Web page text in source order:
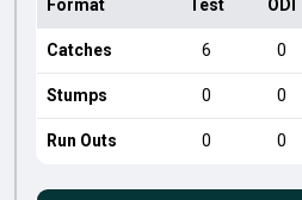
Format Test ODI
Catches 6 0
Stumps 0 0
Run Outs 0 0